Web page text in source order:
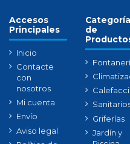
Accesos
Principales
Inicio
Contacte
con
nosotros
Mi cuenta
Envío
Aviso legal
de
Griferías
Jardín y